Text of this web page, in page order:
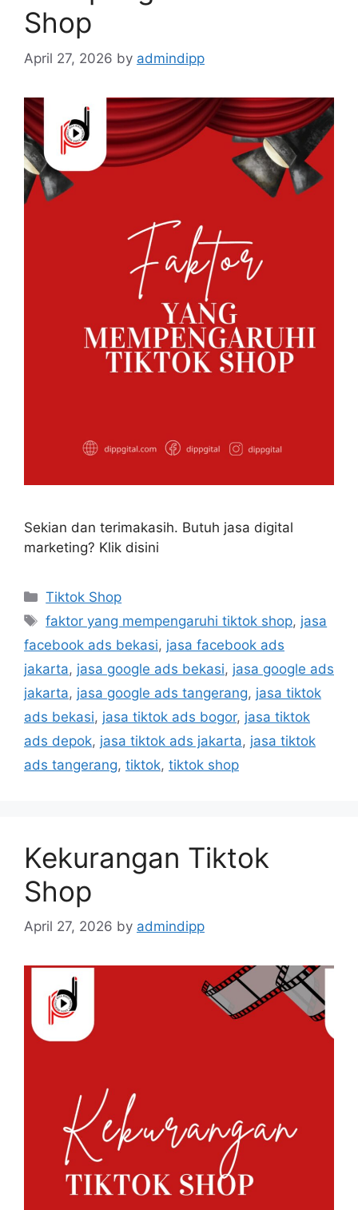
Shop
April 27, 2026 by admindipp
Sekian dan terimakasih. Butuh jasa digital
marketing? Klik disini
Tiktok Shop
faktor yang mempengaruhi tiktok shop, jasa
facebook ads bekasi, jasa facebook ads
jakarta, jasa google ads bekasi, jasa google ads
jakarta, jasa google ads tangerang, jasa tiktok
ads bekasi, jasa tiktok ads bogor, jasa tiktok
ads depok, jasa tiktok ads jakarta, jasa tiktok
ads tangerang, tiktok, tiktok shop
Kekurangan Tiktok
Shop
April 27, 2026 by admindipp